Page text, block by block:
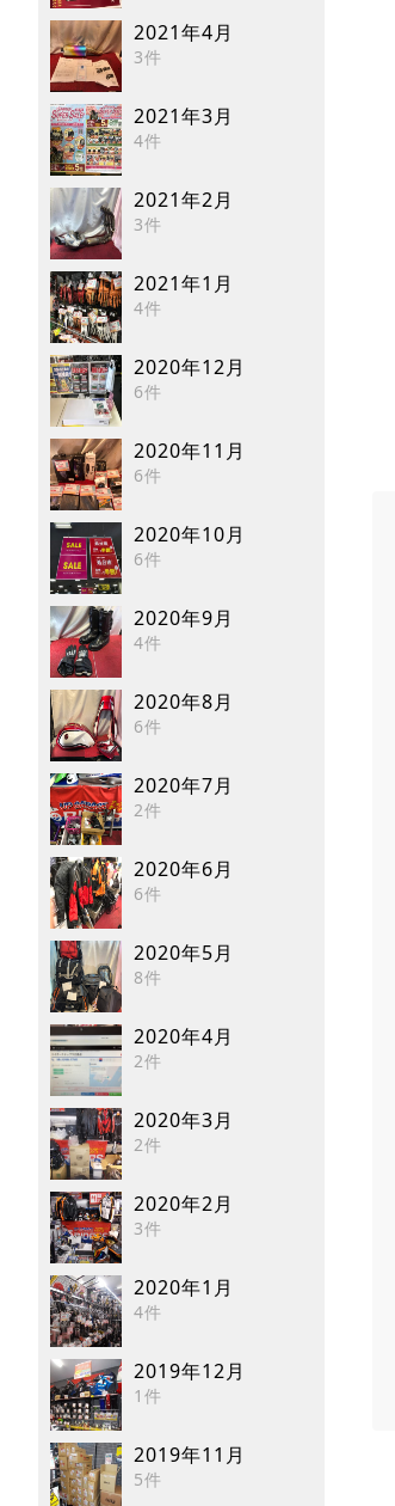
2021年4月
3件
2021年3月
4件
2021年2月
3件
2021年1月
4件
2020年12月
6件
2020年11月
6件
2020年10月
6件
2020年9月
4件
2020年8月
6件
2020年7月
2件
2020年6月
6件
2020年5月
8件
2020年4月
2件
2020年3月
2件
2020年2月
3件
2020年1月
4件
2019年12月
1件
2019年11月
5件